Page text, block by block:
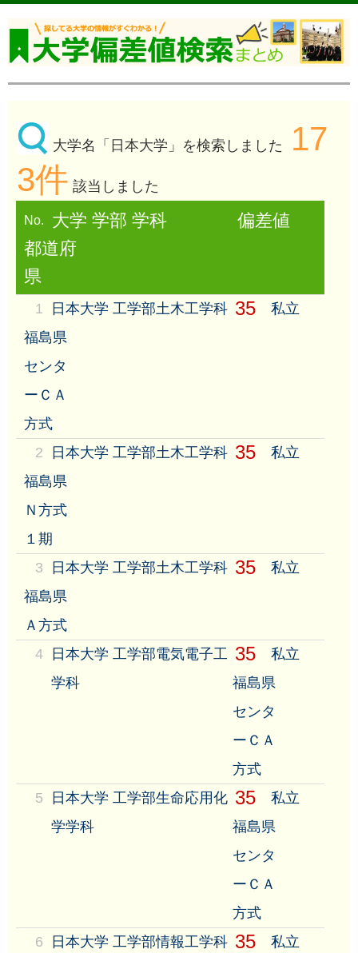
大学名「日本大学」を検索しました
17
3件 該当しました
No. 大学 学部 学科
偏差値
都道府
県
1 日本大学 工学部土木工学科 35
私立
福島県
センタ
ーＣＡ
方式
2
日本大学 工学部土木工学科 35
私立
福島県
Ｎ方式
１期
3
日本大学 工学部土木工学科 35
私立
福島県
Ａ方式
4
日本大学 工学部電気電子工
学科
35
私立
福島県
センタ
ーＣＡ
方式
5
日本大学 工学部生命応用化
学学科
35
私立
福島県
センタ
ーＣＡ
方式
6
日本大学 工学部情報工学科 35
私立